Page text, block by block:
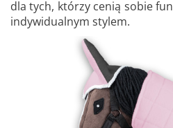
dla tych, którzy cenią sobie
indywidualnym stylem.